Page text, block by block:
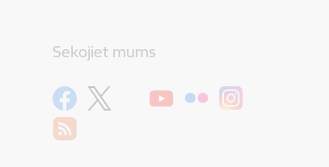
Sekojiet mums